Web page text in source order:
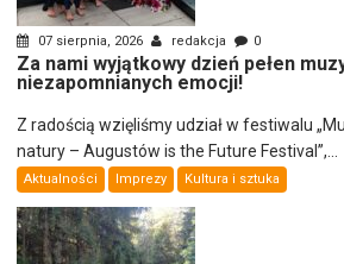
07 sierpnia, 2026 redakcja 0
Za nami wyjątkowy dzień pełen
niezapomnianych emocji!
Z radością wzięliśmy udział w festiwalu
natury – Augustów is the Future Festival”,...
Aktualności Imprezy Kultura i sztuka